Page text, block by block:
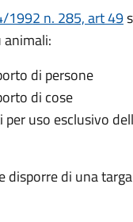
1992 n. 285, art 49
di persone
di cose
uso esclusivo
disporre di una